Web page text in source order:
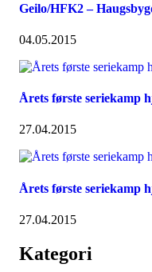
Geilo/HFK2 –
04.05.2015
Årets første seriekamp
27.04.2015
Årets første seriekamp
27.04.2015
Kategori